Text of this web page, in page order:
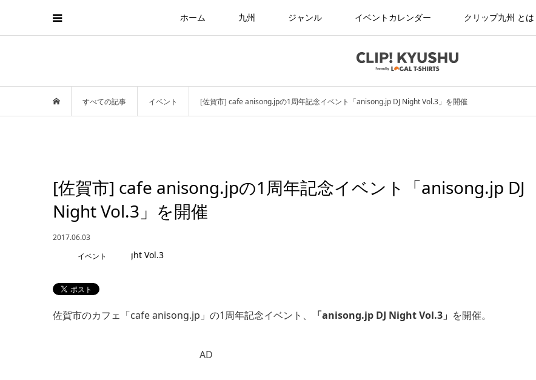
ホーム 九州 ジャンル イベントカレンダー クリップ九州 とは
すべての記事 イベント [佐賀市] cafe anisong.jpの1周年記念イベント「anisong.jp DJ Night Vol.3」を開催
[佐賀市] cafe anisong.jpの1周年記念イベント「anisong.jp DJ
Night Vol.3」を開催
2017.06.03
イベント
佐賀市のカフェ「cafe anisong.jp」の1周年記念イベント、 「anisong.jp DJ Night Vol.3」 を開催。
AD